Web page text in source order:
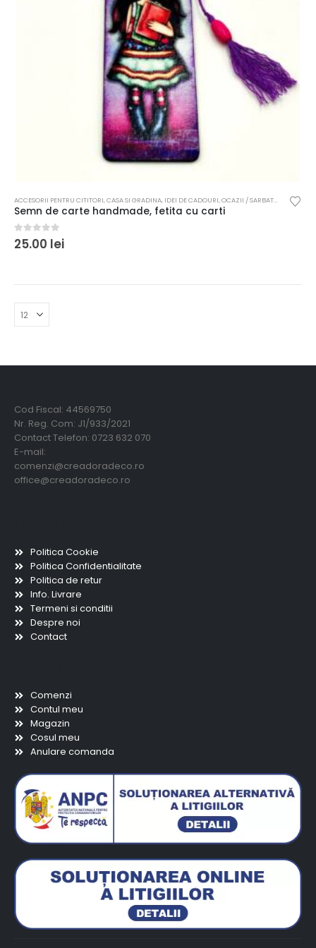
ACCESORII PENTRU CITITORI,CASA SI GRADINA, IDEI DE CADOURI,OCAZII / SARBATORI SEMNE
Semn de carte handmade, fetita cu carti
0out of 5
25.00 lei
Cod Fiscal: 44569750
Nr. Reg. Com: J1/933/2021
Contact Telefon: 0723 632 070
E-mail:
comenzi@creadoradeco.ro
office@creadoradeco.ro
Politica Cookie
Politica Confidentialitate
Politica de retur
Info. Livrare
Termeni si conditii
Despre noi
Contact
Comenzi
Contul meu
Magazin
Cosul meu
Anulare comanda